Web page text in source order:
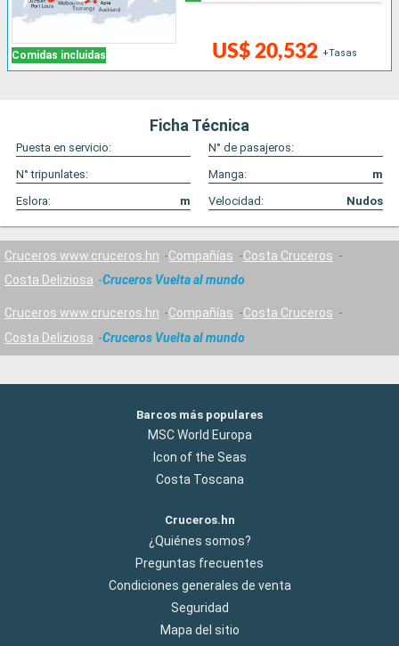
Comidas incluidas US$ 20,532 +Tasas
Ficha Técnica
Puesta en servicio:
N° de pasajeros:
N° tripunlates:
Manga:
m
Eslora:
m Velocidad: Nudos
Cruceros www.cruceros.hn Compañías
Costa Cruceros
Costa Deliziosa
Cruceros Vuelta al mundo
Cruceros www.cruceros.hn Compañías
Costa Cruceros
Costa Deliziosa
Cruceros Vuelta al mundo
Barcos más populares
MSC World Europa
Icon of the Seas
Costa Toscana
Cruceros.hn
¿Quiénes somos?
Preguntas frecuentes
Condiciones generales de venta
Seguridad
Mapa del sitio